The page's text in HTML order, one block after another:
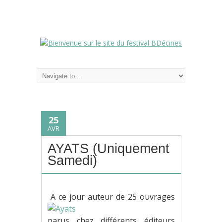
25
AVR
AYATS (Uniquement
Samedi)
A ce jour auteur de 25 ouvrages